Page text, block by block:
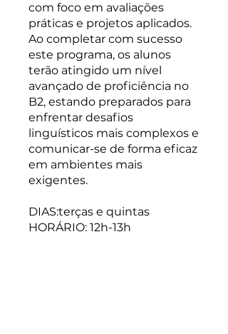
com foco em avaliações
práticas e projetos aplicados.
Ao completar com sucesso
este programa, os alunos
terão atingido um nível
avançado de proficiência no
B2, estando preparados para
enfrentar desafios
linguísticos mais complexos e
comunicar-se de forma eficaz
em ambientes mais
exigentes.
DIAS:terças e quintas
HORÁRIO: 12h-13h